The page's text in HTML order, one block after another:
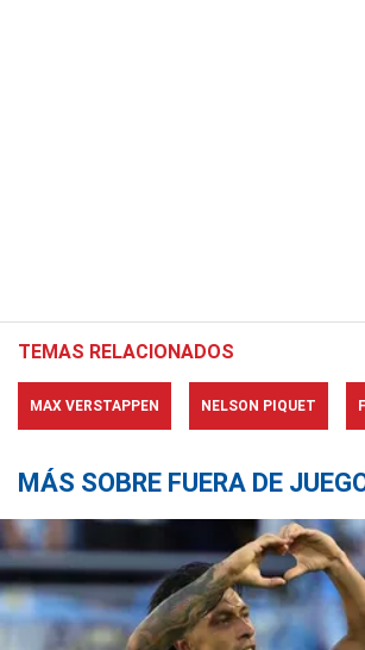
TEMAS RELACIONADOS
MAX VERSTAPPEN NELSON PIQUET
MÁS SOBRE FUERA DE